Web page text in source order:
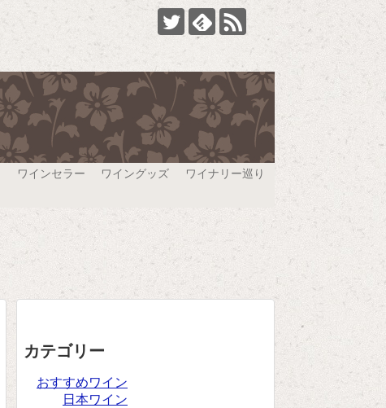
ワインセラー ワイングッズ
ワイナリー巡り
カテゴリー
おすすめワイン
日本ワイン